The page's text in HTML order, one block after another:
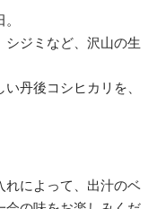
シジミなど、沢山の生
丹後コシヒカリを、
れによって、出汁のベ